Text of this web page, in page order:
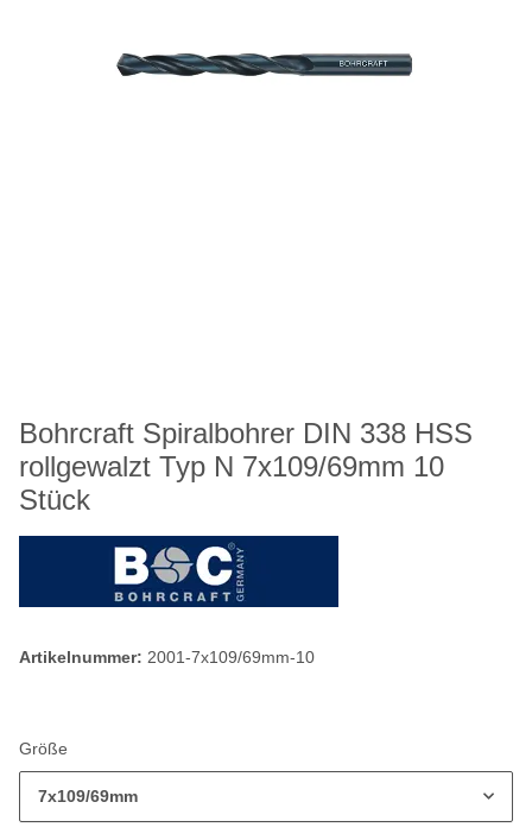
Bohrcraft Spiralbohrer DIN 338 HSS
rollgewalzt Typ N 7x109/69mm 10
Stück
Artikelnummer: 2001-7x109/69mm-10
Größe
7x109/69mm